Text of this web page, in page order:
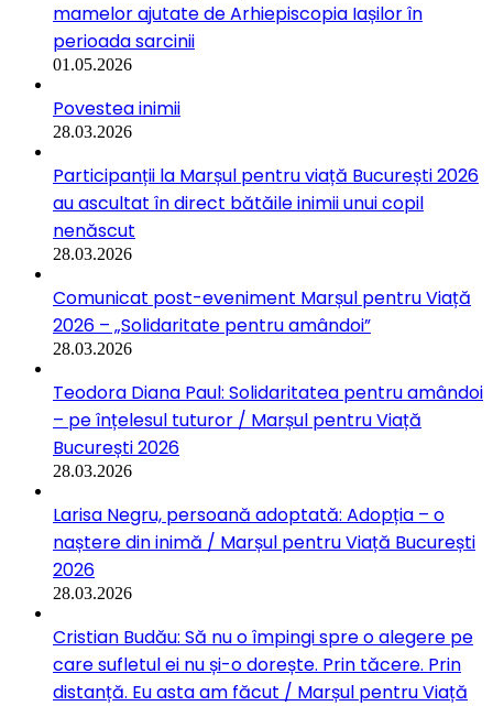
mamelor ajutate de Arhiepiscopia Iașilor în
perioada sarcinii
01.05.2026
Povestea inimii
28.03.2026
Participanții la Marșul pentru viață București 2026
au ascultat în direct bătăile inimii unui copil
nenăscut
28.03.2026
Comunicat post-eveniment Marșul pentru Viață
2026 – „Solidaritate pentru amândoi”
28.03.2026
Teodora Diana Paul: Solidaritatea pentru amândoi
– pe înțelesul tuturor / Marșul pentru Viață
București 2026
28.03.2026
Larisa Negru, persoană adoptată: Adopția – o
naștere din inimă / Marșul pentru Viață București
2026
28.03.2026
Cristian Budău: Să nu o împingi spre o alegere pe
care sufletul ei nu și-o dorește. Prin tăcere. Prin
distanță. Eu asta am făcut / Marșul pentru Viață